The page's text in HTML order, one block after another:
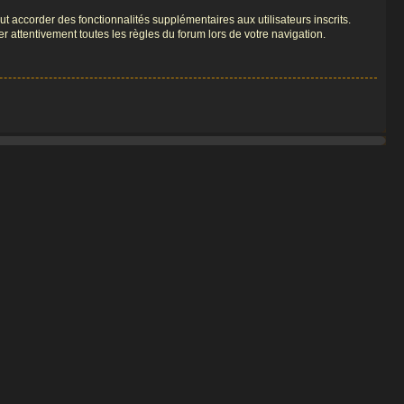
accorder des fonctionnalités supplémentaires aux utilisateurs inscrits.
attentivement toutes les règles du forum lors de votre navigation.